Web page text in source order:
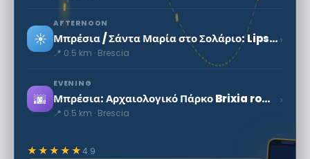
☀️
AFTERNOON
Μπρέσια / Σάντα Μαρία στο Σολάριο: Lipsanoteca
📍 0.5 km · Brescia
›
🌆
EVENING
Μπρέσια: Αρχαιολογικό Πάρκο Brixia romana
📍 0.5 km · Brescia
›
★★★★★4.9